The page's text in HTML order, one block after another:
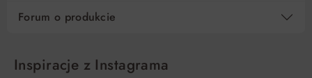
Forum o produkcie
Inspiracje z Instagrama